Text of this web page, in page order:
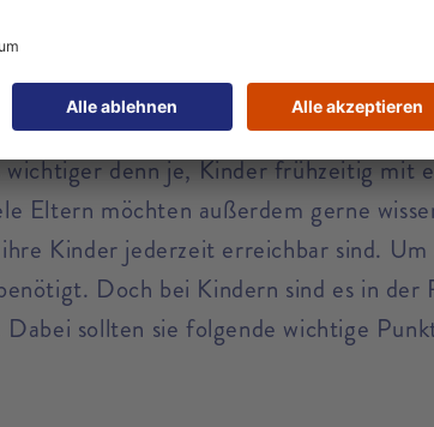
Schüler unter 18: Die optimale Lösung
denn je, Kinder frühzeitig mit
Eltern möchten außerdem gerne
Kinder jederzeit erreichbar sind.
Doch bei Kindern sind es in der
Dabei sollten sie folgende wichtige